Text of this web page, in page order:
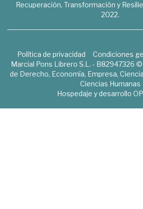
Recuperación, Transformación y
2022.
Política de privacidad Condiciones
Marcial Pons Librero S.L. - B82947326
de Derecho, Economía, Empresa,
Ciencias Humanas
Hospedaje y desarrollo